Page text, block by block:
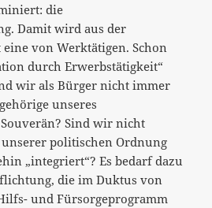
die
Damit wird aus der
von Werktätigen. Schon
durch Erwerbstätigkeit“
wir als Bürger nicht immer
unseres
Sind wir nicht
politischen Ordnung
„integriert“? Es bedarf dazu
die im Duktus von
und Fürsorgeprogramm